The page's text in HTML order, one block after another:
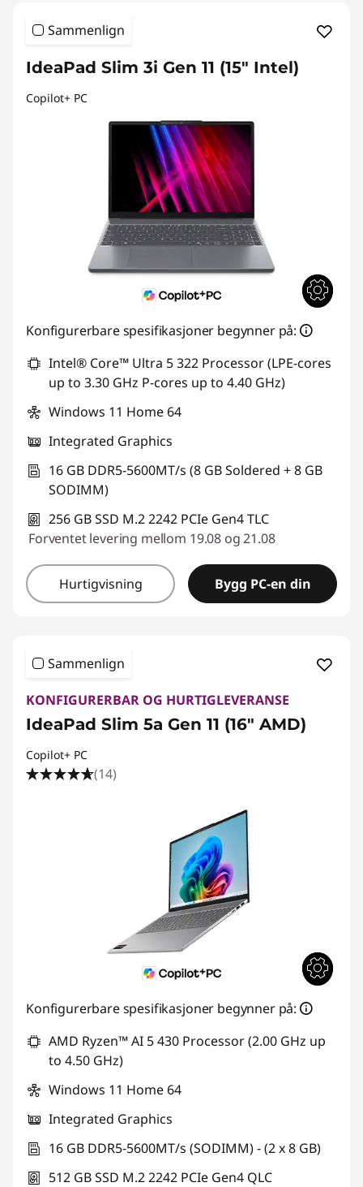
Sammenlign
IdeaPad Slim 3i Gen 11 (15" Intel)
Copilot+ PC
Konfigurerbare spesifikasjoner begynner på:
Intel® Core™ Ultra 5 322 Processor (LPE-cores
up to 3.30 GHz P-cores up to 4.40 GHz)
Windows 11 Home 64
Integrated Graphics
16 GB DDR5-5600MT/s (8 GB Soldered + 8 GB
SODIMM)
256 GB SSD M.2 2242 PCIe Gen4 TLC
Forventet levering mellom 19.08 og 21.08
Hurtigvisning Bygg PC-en din
Sammenlign
KONFIGURERBAR OG HURTIGLEVERANSE
IdeaPad Slim 5a Gen 11 (16" AMD)
Copilot+ PC
(14)
Konfigurerbare spesifikasjoner begynner på:
AMD Ryzen™ AI 5 430 Processor (2.00 GHz up
to 4.50 GHz)
Windows 11 Home 64
Integrated Graphics
16 GB DDR5-5600MT/s (SODIMM) - (2 x 8 GB)
512 GB SSD M.2 2242 PCIe Gen4 QLC